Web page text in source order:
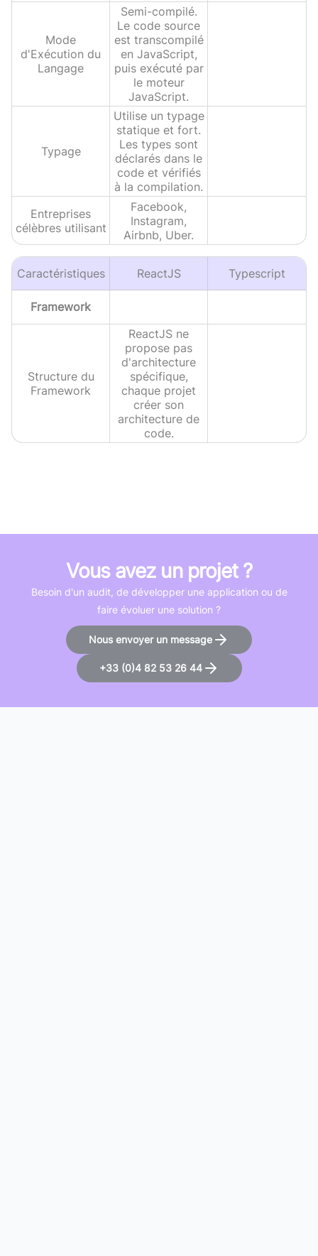
Mode
d'Exécution du
Langage
Semi-compilé.
Le code source
est transcompilé
en JavaScript,
puis exécuté par
le moteur
JavaScript.
Typage
Utilise un typage
statique et fort.
Les types sont
déclarés dans le
code et vérifiés
à la compilation.
Entreprises
célèbres utilisant
Facebook,
Instagram,
Airbnb, Uber.
Caractéristiques ReactJS Typescript
Framework
Structure du
Framework
ReactJS ne
propose pas
d'architecture
spécifique,
chaque projet
créer son
architecture de
code.
Vous avez un projet ?
Besoin d'un audit, de développer une application ou de
faire évoluer une solution ?
Nous envoyer un message
+33 (0)4 82 53 26 44